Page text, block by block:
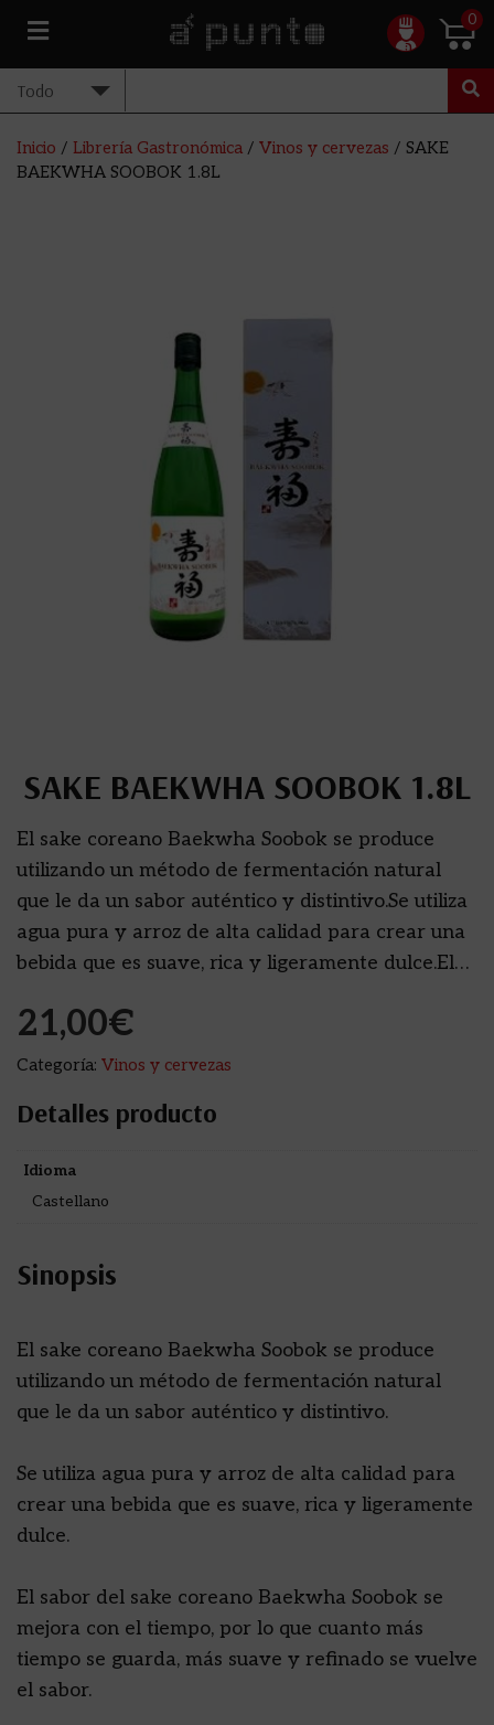
0
Inicio / Librería Gastronómica / Vinos y cervezas / SAKE
BAEKWHA SOOBOK 1.8L
SAKE BAEKWHA SOOBOK 1.8L
El sake coreano Baekwha Soobok se produce
utilizando un método de fermentación natural
que le da un sabor auténtico y distintivo.Se utiliza
agua pura y arroz de alta calidad para crear una
bebida que es suave, rica y ligeramente dulce.El…
21,00€
Categoría: Vinos y cervezas
Detalles producto
Idioma
Castellano
Sinopsis
El sake coreano Baekwha Soobok se produce
utilizando un método de fermentación natural
que le da un sabor auténtico y distintivo.
Se utiliza agua pura y arroz de alta calidad para
crear una bebida que es suave, rica y ligeramente
dulce.
El sabor del sake coreano Baekwha Soobok se
mejora con el tiempo, por lo que cuanto más
tiempo se guarda, más suave y refinado se vuelve
el sabor.